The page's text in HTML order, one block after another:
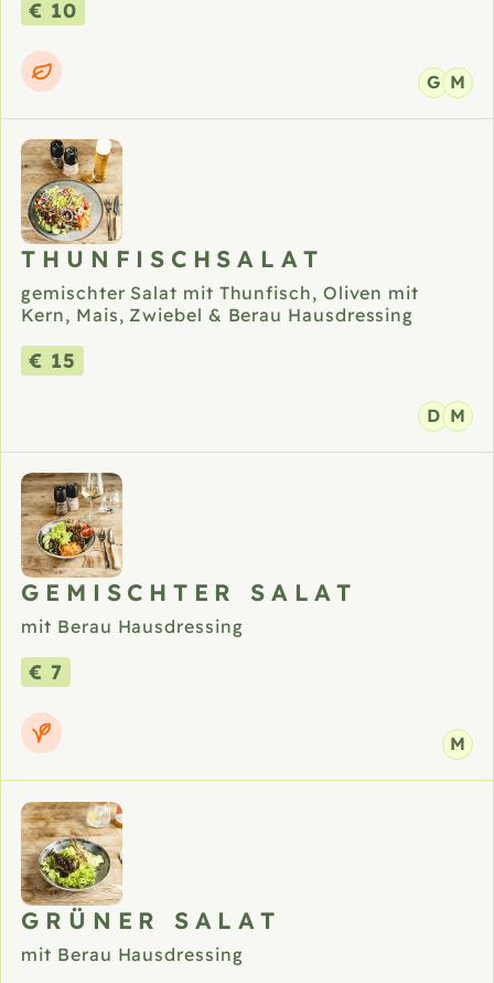
€ 10
G M
THUNFISCHSALAT
gemischter Salat mit Thunfisch, Oliven mit
Kern, Mais, Zwiebel & Berau Hausdressing
€ 15
D M
GEMISCHTER SALAT
mit Berau Hausdressing
€ 7
M
GRÜNER SALAT
mit Berau Hausdressing